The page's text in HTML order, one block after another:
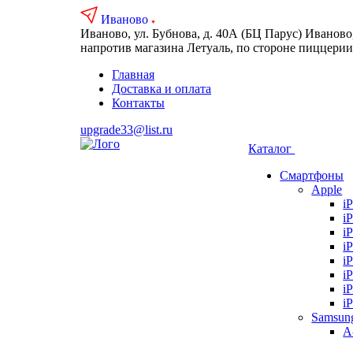
Иваново
Иваново, ул. Бубнова, д. 40А (БЦ Парус)
напротив магазина Летуаль, по стороне
Главная
Доставка и оплата
Контакты
upgrade33@list.ru
Каталог
Смартфоны
Apple